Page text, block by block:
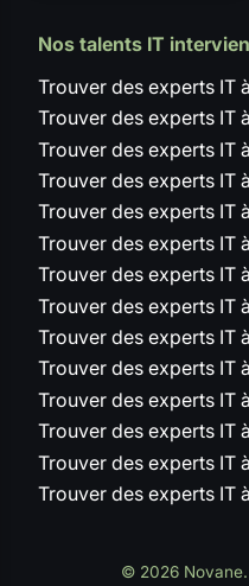
Nos talents IT
Trouver des experts IT
Trouver des experts IT
Trouver des experts IT
Trouver des experts IT
Trouver des experts IT
Trouver des experts IT
Trouver des experts IT
Trouver des experts IT
Trouver des experts IT
Trouver des experts IT
Trouver des experts IT
Trouver des experts IT
Trouver des experts IT
Trouver des experts IT
© 2026